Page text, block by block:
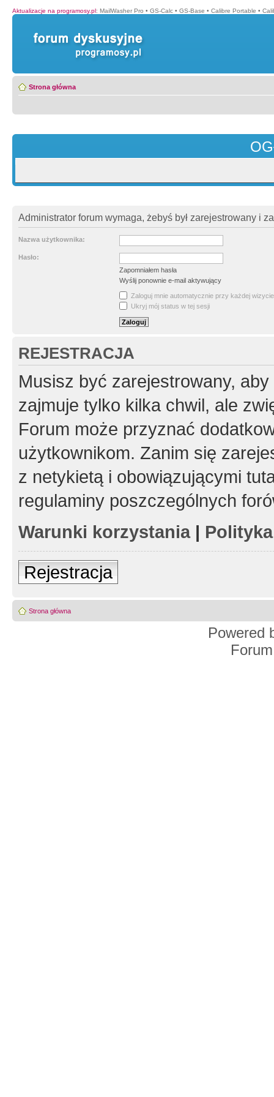
Aktualizacje na programosy.pl: MailWasher Pro • GS-Calc • GS-Base • Calibre Portable •
Strona główna
Administrator forum wymaga, żebyś był zarejestrowany i
Nazwa użytkownika:
Hasło:
Zapomniałem hasła
Wyślij ponownie e-mail aktywujący
Zaloguj mnie automatycznie przy każdej wizycie
Ukryj mój status w tej sesji
REJESTRACJA
Musisz być zarejestrowany,
zajmuje tylko kilka chwil, ale
Forum może przyznać
użytkownikom. Zanim się
z netykietą i obowiązującymi
regulaminy poszczególnych
Warunki korzystania|
Rejestracja
Strona główna
Powered